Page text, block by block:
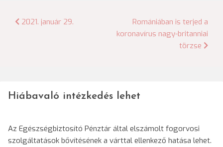
Bejegyzés
2021. január 29.
Romániában is terjed a
koronavírus nagy-britanniai
törzse
Hiábavaló intézkedés lehet
Az Egészségbiztosító Pénztár által elszámolt fogorvosi
szolgáltatások bővítésének a várttal ellenkező hatása lehet.